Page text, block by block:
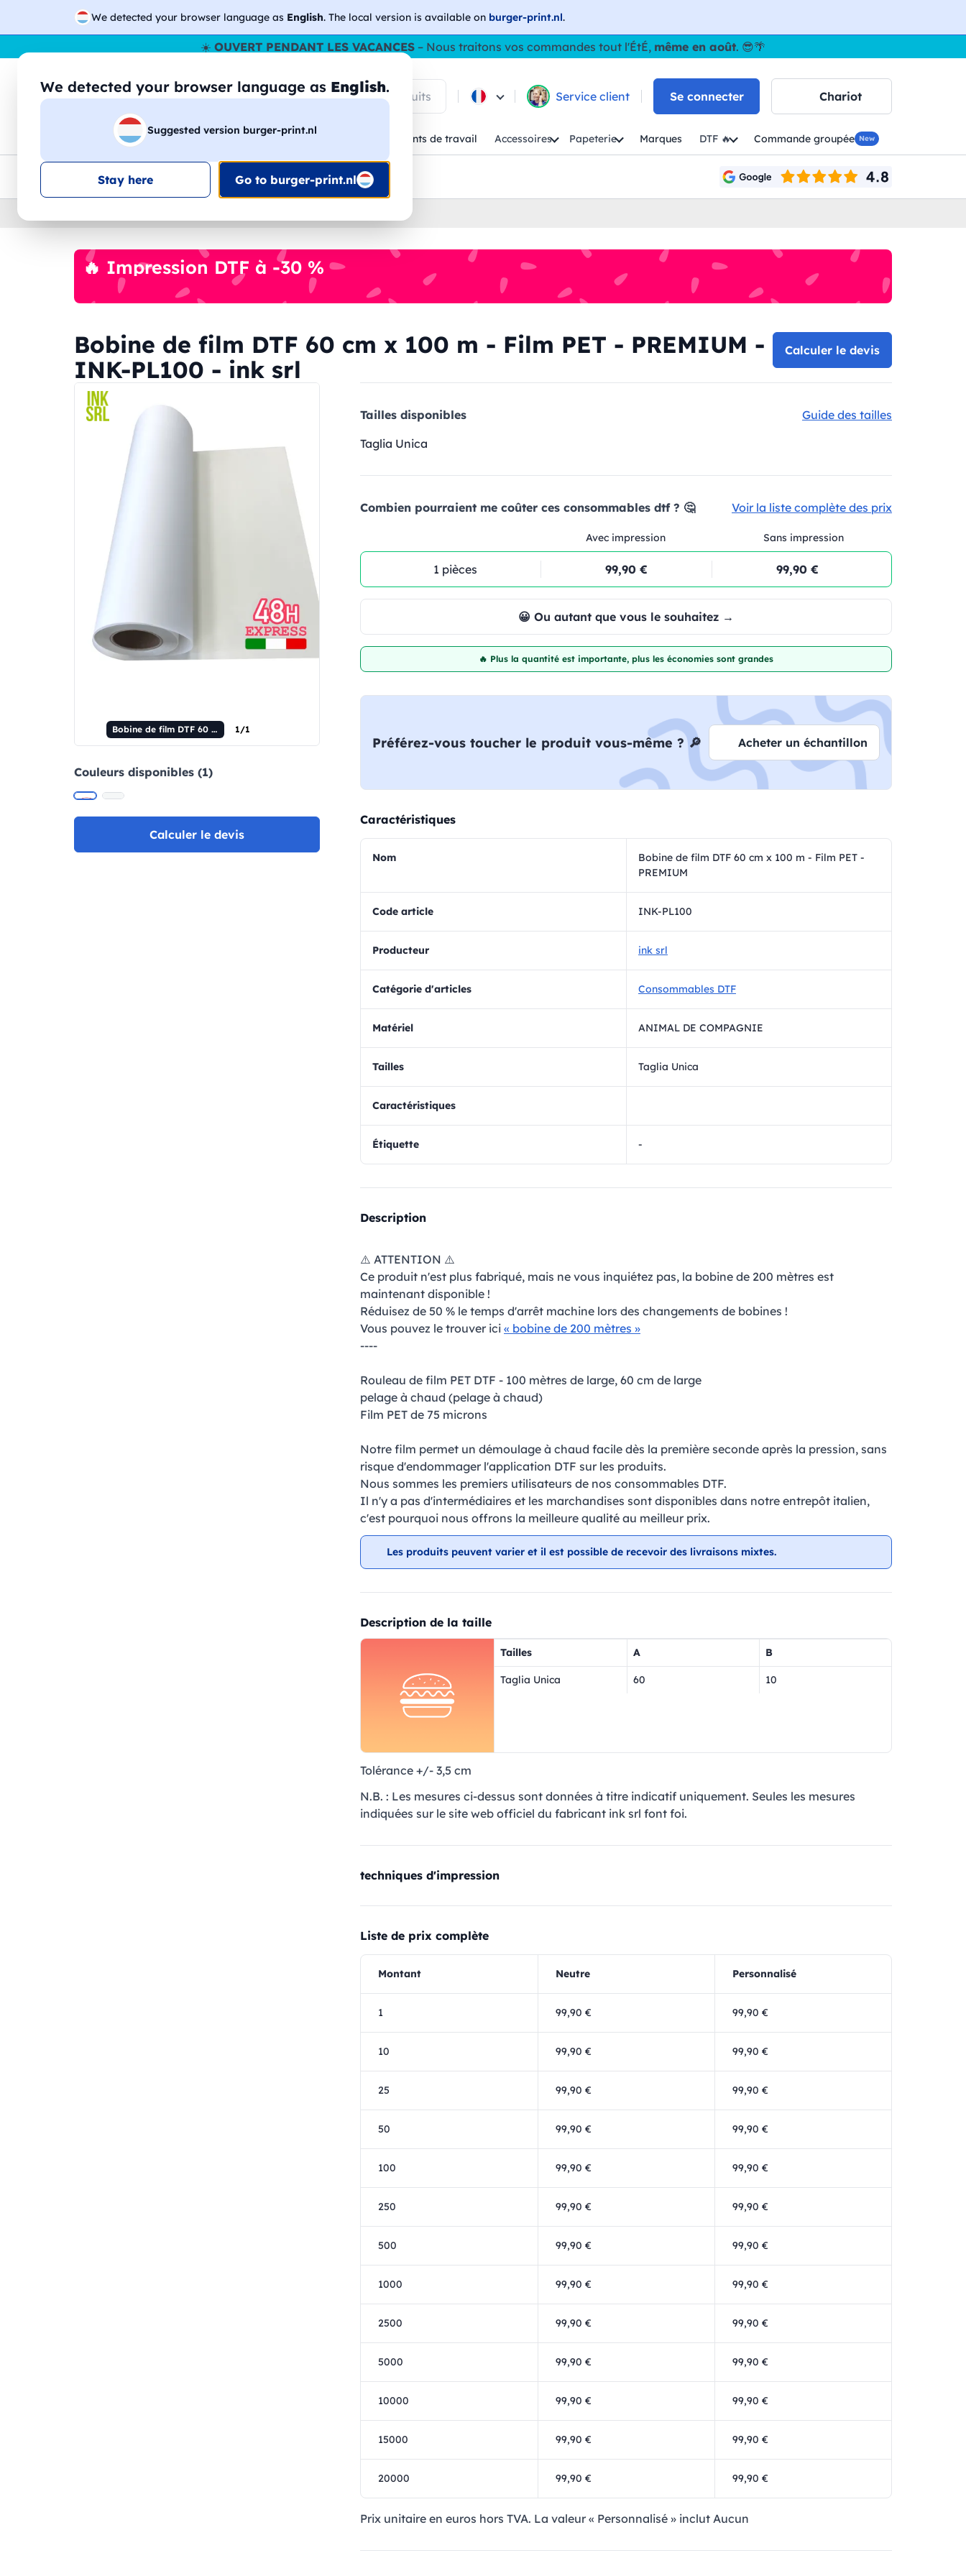
We detected your browser language as English. The local version is available on burger-print.nl.
We detected your browser language as English.
Suggested version burger-print.nl
Stay here Go to burger-print.nl
☀️ OUVERT PENDANT LES VACANCES – Nous traitons vos commandes tout l'ÉtÉ, même en août. 😎🌴
🔎 Recherchez parmi les produits Service client Se connecter Chariot
Sweat-shirts Homme Femme Vêtements de travail Accessoires Papeterie Marques DTF 🔥 Commande groupée New
Livraison UERemise quantité Service clientCroquis prépresse
🔥 Impression DTF à -30 %
Bobine de film DTF 60 cm x 100 m - Film PET - PREMIUM -
INK-PL100 - ink srl
Calculer le devis
Bobine de film DTF 60 cm x 100 m - Film PET - PREMIUM 1/1
Couleurs disponibles (1)
Calculer le devis
Tailles disponibles
Guide des tailles
Taglia Unica
Combien pourraient me coûter ces consommables dtf ? 🤔 Voir la liste complète des prix
Avec impression Sans impression
1 pièces 99,90 € 99,90 €
😀 Ou autant que vous le souhaitez →
🔥 Plus la quantité est importante, plus les économies sont grandes
Préférez-vous toucher le produit vous-même ? 🔎 Acheter un échantillon
Caractéristiques
Nom
Bobine de film DTF 60 cm x 100 m - Film PET -
PREMIUM
Code article INK-PL100
Producteur ink srl
Catégorie d'articles Consommables DTF
matériel ANIMAL DE COMPAGNIE
Tailles Taglia Unica
Caractéristiques
Étiquette -
Description
⚠️ ATTENTION ⚠️
Ce produit n'est plus fabriqué, mais ne vous inquiétez pas, la bobine de 200 mètres est
maintenant disponible !
Réduisez de 50 % le temps d'arrêt machine lors des changements de bobines !
Vous pouvez le trouver ici « bobine de 200 mètres »
----
Rouleau de film PET DTF - 100 mètres de large, 60 cm de large
pelage à chaud (pelage à chaud)
Film PET de 75 microns
Notre film permet un démoulage à chaud facile dès la première seconde après la pression, sans
risque d'endommager l'application DTF sur les produits.
Nous sommes les premiers utilisateurs de nos consommables DTF.
Il n'y a pas d'intermédiaires et les marchandises sont disponibles dans notre entrepôt italien,
c'est pourquoi nous offrons la meilleure qualité au meilleur prix.
Les produits peuvent varier et il est possible de recevoir des livraisons mixtes.
Description de la taille
Tailles A B
Taglia Unica 60 10
Tolérance +/- 3,5 cm
N.B. : Les mesures ci-dessus sont données à titre indicatif uniquement. Seules les mesures
indiquées sur le site web officiel du fabricant ink srl font foi.
techniques d'impression
Liste de prix complète
Montant Neutre Personnalisé
1 99,90 € 99,90 €
10 99,90 € 99,90 €
25 99,90 € 99,90 €
50 99,90 € 99,90 €
100 99,90 € 99,90 €
250 99,90 € 99,90 €
500 99,90 € 99,90 €
1000 99,90 € 99,90 €
2500 99,90 € 99,90 €
5000 99,90 € 99,90 €
10000 99,90 € 99,90 €
15000 99,90 € 99,90 €
20000 99,90 € 99,90 €
Prix ​​unitaire en euros hors TVA. La valeur « Personnalisé » inclut Aucun